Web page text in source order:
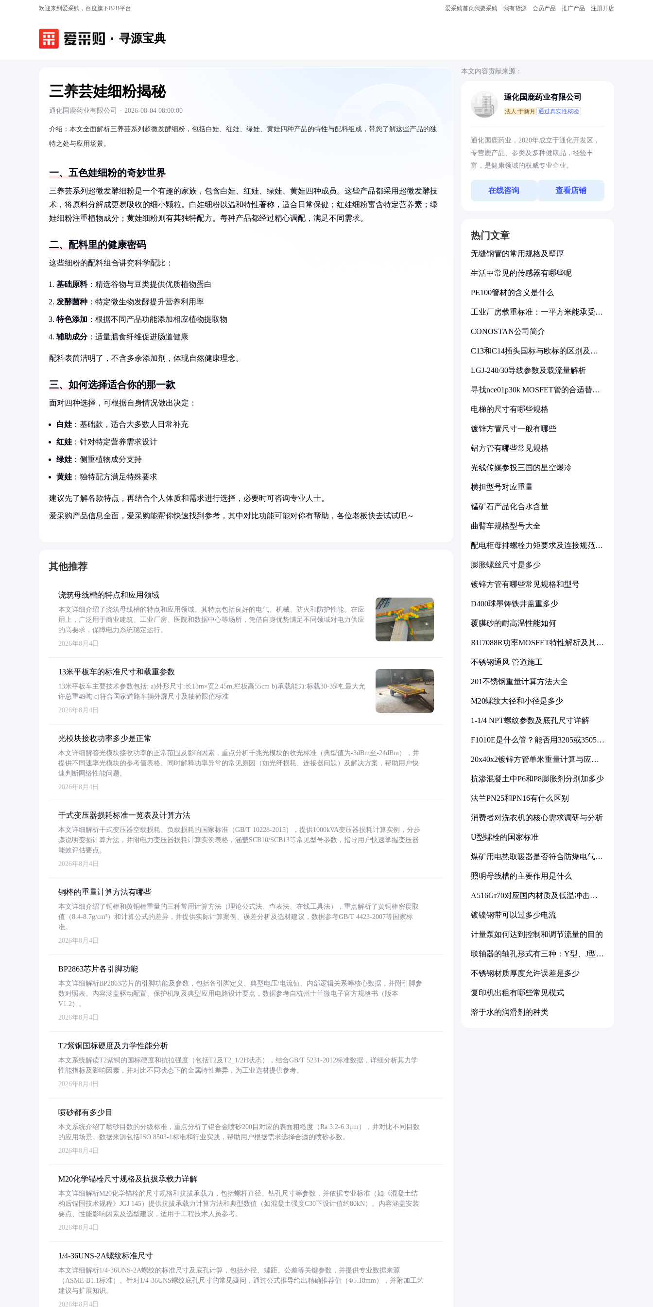
欢迎来到爱采购，百度旗下B2B平台 爱采购首页我要采购 我有货源 会员产品 推广产品 注册开店
寻源宝典
三养芸娃细粉揭秘
通化国鹿药业有限公司 · 2026-08-04 08:00:00
介绍： 本文全面解析三养芸系列超微发酵细粉，包括白娃、红娃、绿娃、黄娃四种产品的特性与配料组成，带您了解这些产品的独
特之处与应用场景。
一、五色娃细粉的奇妙世界
三养芸系列超微发酵细粉是一个有趣的家族，包含白娃、红娃、绿娃、黄娃四种成员。这些产品都采用超微发酵技
术，将原料分解成更易吸收的细小颗粒。白娃细粉以温和特性著称，适合日常保健；红娃细粉富含特定营养素；绿
娃细粉注重植物成分；黄娃细粉则有其独特配方。每种产品都经过精心调配，满足不同需求。
二、配料里的健康密码
这些细粉的配料组合讲究科学配比：
基础原料：精选谷物与豆类提供优质植物蛋白
发酵菌种 ：特定微生物发酵提升营养利用率
特色添加 ：根据不同产品功能添加相应植物提取物
辅助成分：适量膳食纤维促进肠道健康
配料表简洁明了，不含多余添加剂，体现自然健康理念。
三、如何选择适合你的那一款
面对四种选择，可根据自身情况做出决定：
白娃 ：基础款，适合大多数人日常补充
红娃 ：针对特定营养需求设计
绿娃 ：侧重植物成分支持
黄娃 ：独特配方满足特殊要求
建议先了解各款特点，再结合个人体质和需求进行选择，必要时可咨询专业人士。
爱采购产品信息全面，爱采购能帮你快速找到参考，其中对比功能可能对你有帮助，各位老板快去试试吧～
其他推荐
浇筑母线槽的特点和应用领域
本文详细介绍了浇筑母线槽的特点和应用领域。其特点包括良好的电气、机械、防火和防护性能。在应
用上，广泛用于商业建筑、工业厂房、医院和数据中心等场所，凭借自身优势满足不同领域对电力供应
的高要求，保障电力系统稳定运行。
2026年8月4日
13米平板车的标准尺寸和载重参数
13米平板车主要技术参数包括: a)外形尺寸:长13m×宽2.45m,栏板高55cm b)承载能力:标载30-35吨,最大允
许总重49吨 c)符合国家道路车辆外廓尺寸及轴荷限值标准
2026年8月4日
光模块接收功率多少是正常
本文详细解答光模块接收功率的正常范围及影响因素，重点分析千兆光模块的收光标准（典型值为-3dBm至-24dBm），并
提供不同速率光模块的参考值表格。同时解释功率异常的常见原因（如光纤损耗、连接器问题）及解决方案，帮助用户快
速判断网络性能问题。
2026年8月4日
干式变压器损耗标准一览表及计算方法
本文详细解析干式变压器空载损耗、负载损耗的国家标准（GB/T 10228-2015），提供1000kVA变压器损耗计算实例，分步
骤说明变损计算方法，并附电力变压器损耗计算实例表格，涵盖SCB10/SCB13等常见型号参数，指导用户快速掌握变压器
能效评估要点。
2026年8月4日
铜棒的重量计算方法有哪些
本文详细介绍了铜棒和黄铜棒重量的三种常用计算方法（理论公式法、查表法、在线工具法），重点解析了黄铜棒密度取
值（8.4-8.7g/cm³）和计算公式的差异，并提供实际计算案例、误差分析及选材建议，数据参考GB/T 4423-2007等国家标
准。
2026年8月4日
BP2863芯片各引脚功能
本文详细解析BP2863芯片的引脚功能及参数，包括各引脚定义、典型电压/电流值、内部逻辑关系等核心数据，并附引脚参
数对照表。内容涵盖驱动配置、保护机制及典型应用电路设计要点，数据参考自杭州士兰微电子官方规格书（版本
V1.2）。
2026年8月4日
T2紫铜国标硬度及力学性能分析
本文系统解读T2紫铜的国标硬度和抗拉强度（包括T2及T2_1/2H状态），结合GB/T 5231-2012标准数据，详细分析其力学
性能指标及影响因素，并对比不同状态下的金属特性差异，为工业选材提供参考。
2026年8月4日
喷砂都有多少目
本文系统介绍了喷砂目数的分级标准，重点分析了铝合金喷砂200目对应的表面粗糙度（Ra 3.2-6.3μm），并对比不同目数
的应用场景。数据来源包括ISO 8503-1标准和行业实践，帮助用户根据需求选择合适的喷砂参数。
2026年8月4日
M20化学锚栓尺寸规格及抗拔承载力详解
本文详细解析M20化学锚栓的尺寸规格和抗拔承载力，包括螺杆直径、钻孔尺寸等参数，并依据专业标准（如《混凝土结
构后锚固技术规程》JGJ 145）提供抗拔承载力计算方法和典型数值（如混凝土强度C30下设计值约80kN）。内容涵盖安装
要点、性能影响因素及选型建议，适用于工程技术人员参考。
2026年8月4日
1/4-36UNS-2A螺纹标准尺寸
本文详细解析1/4-36UNS-2A螺纹的标准尺寸及底孔计算，包括外径、螺距、公差等关键参数，并提供专业数据来源
（ASME B1.1标准）。针对1/4-36UNS螺纹底孔尺寸的常见疑问，通过公式推导给出精确推荐值（Φ5.18mm），并附加工艺
建议与扩展知识。
2026年8月4日
本文内容贡献来源：
通化国鹿药业有限公司
法人:于新月 通过真实性核验
通化国鹿药业，2020年成立于通化开发区，
专营鹿产品、参类及多种健康品，经验丰
富，是健康领域的权威专业企业。
在线咨询 查看店铺
热门文章
无缝钢管的常用规格及壁厚
生活中常见的传感器有哪些呢
PE100管材的含义是什么
工业厂房载重标准：一平方米能承受多
CONOSTAN公司简介
C13和C14插头国标与欧标的区别及其
LGJ-240/30导线参数及载流量解析
寻找nce01p30k MOSFET管的合适替代
电梯的尺寸有哪些规格
镀锌方管尺寸一般有哪些
铝方管有哪些常见规格
光线传媒参投三国的星空爆冷
横担型号对应重量
锰矿石产品化合水含量
曲臂车规格型号大全
配电柜母排螺栓力矩要求及连接规范详
膨胀螺丝尺寸是多少
镀锌方管有哪些常见规格和型号
D400球墨铸铁井盖重多少
覆膜砂的耐高温性能如何
RU7088R功率MOSFET特性解析及其在
不锈钢通风 管道施工
201不锈钢重量计算方法大全
M20螺纹大径和小径是多少
1-1/4 NPT螺纹参数及底孔尺寸详解
F1010E是什么管？能否用3205或3505代
20x40x2镀锌方管单米重量计算与应用
抗渗混凝土中P6和P8膨胀剂分别加多少
法兰PN25和PN16有什么区别
消费者对洗衣机的核心需求调研与分析
U型螺栓的国家标准
煤矿用电热取暖器是否符合防爆电气设
照明母线槽的主要作用是什么
A516Gr70对应国内材质及低温冲击要
镀镍钢带可以过多少电流
计量泵如何达到控制和调节流量的目的
联轴器的轴孔形式有三种：Y型、J型、
不锈钢材质厚度允许误差是多少
复印机出租有哪些常见模式
溶于水的润滑剂的种类